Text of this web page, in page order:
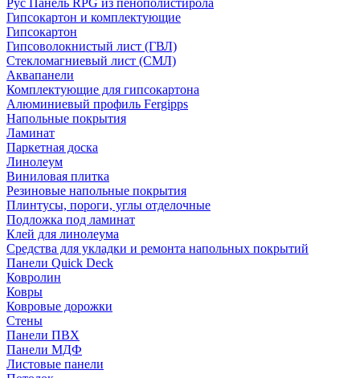
Рус Панель RPG из пенополистирола
Гипсокартон и комплектующие
Гипсокартон
Гипсоволокнистый лист (ГВЛ)
Стекломагниевый лист (СМЛ)
Аквапанели
Комплектующие для гипсокартона
Алюминиевый профиль Fergipps
Напольные покрытия
Ламинат
Паркетная доска
Линолеум
Виниловая плитка
Резиновые напольные покрытия
Плинтусы, пороги, углы отделочные
Подложка под ламинат
Клей для линолеума
Средства для укладки и ремонта напольных покрытий
Панели Quick Deck
Ковролин
Ковры
Ковровые дорожки
Стены
Панели ПВХ
Панели МДФ
Листовые панели